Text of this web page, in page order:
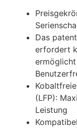
Das
erfordert
(LFP):
Leistung